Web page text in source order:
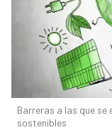
Barreras a las que
sostenibles